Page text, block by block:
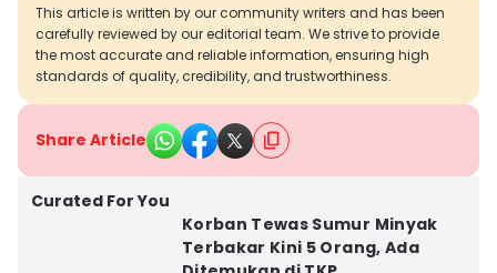
This article is written by our community writers and has been
carefully reviewed by our editorial team. We strive to provide
the most accurate and reliable information, ensuring high
standards of quality, credibility, and trustworthiness.
Share Article
Curated For You
Korban Tewas Sumur Minyak
Terbakar Kini 5 Orang, Ada